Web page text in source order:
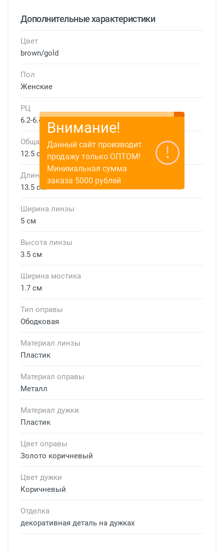
Дополнительные характеристики
Цвет
brown/gold
Пол
Женские
РЦ
6.2-6.4 см
Общая ширина
12.5 см
Длина дужки
13.5 см
Ширина линзы
5 см
Высота линзы
3.5 см
Ширина мостика
1.7 см
Тип оправы
Ободковая
Материал линзы
Пластик
Материал оправы
Металл
Материал дужки
Пластик
Цвет оправы
Золото коричневый
Цвет дужки
Коричневый
Отделка
декоративная деталь на дужках
Внимание!
Данный сайт производит
продажу только ОПТОМ!
Минимальная сумма
заказа 5000 рублей